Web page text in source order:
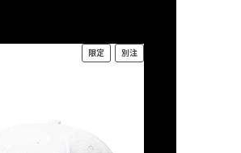
限定 別注